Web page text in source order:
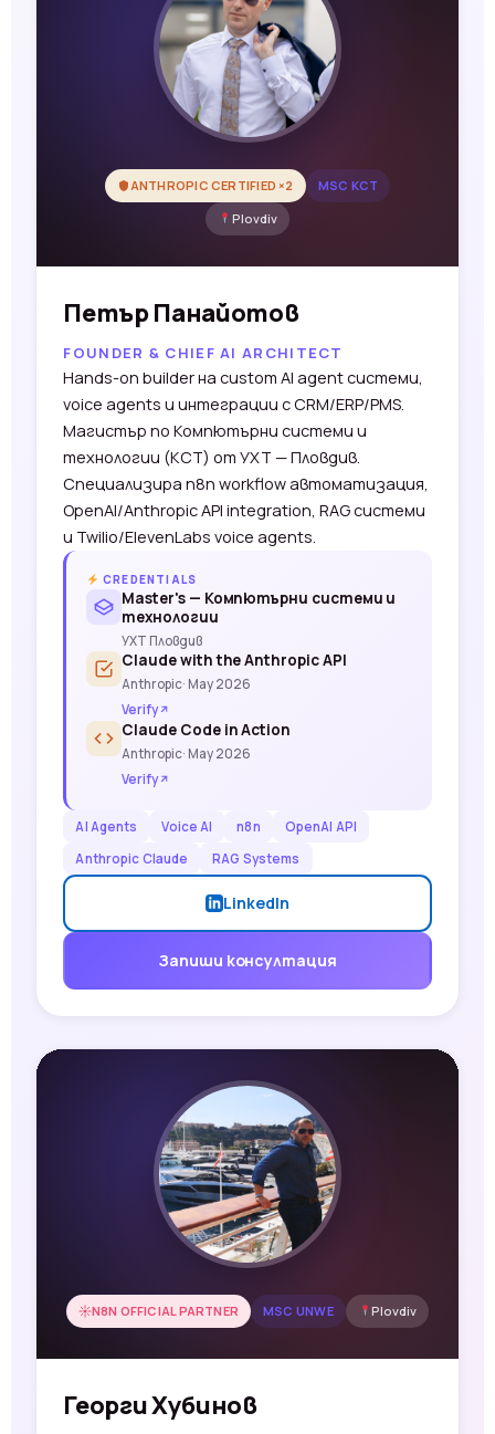
ANTHROPIC CERTIFIED ×2
MSC КСТ
Plovdiv
Петър Панайотов
FOUNDER & CHIEF AI ARCHITECT
Hands-on builder на custom AI agent системи,
voice agents и интеграции с CRM/ERP/PMS.
Магистър по Компютърни системи и
технологии (КСТ) от УХТ — Пловдив.
Специализира n8n workflow автоматизация,
OpenAI/Anthropic API integration, RAG системи
и Twilio/ElevenLabs voice agents.
CREDENTIALS
Master's — Компютърни системи и
технологии
УХТ Пловдив
Claude with the Anthropic API
Anthropic· May 2026
Verify
Claude Code in Action
Anthropic· May 2026
Verify
AI Agents Voice AI n8n
OpenAI API
Anthropic Claude
RAG Systems
LinkedIn
Запиши консултация
N8N OFFICIAL PARTNER MSC UNWE Plovdiv
Георги Хубинов